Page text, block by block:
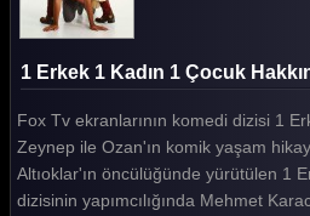
1 Erkek 1 Kadın 1 Çocuk
Fox Tv ekranlarının komedi dizisi 1
Zeynep ile Ozan'ın komik yaşam
Altıoklar'ın öncülüğünde yürütülen 1
dizisinin yapımcılığında Mehmet